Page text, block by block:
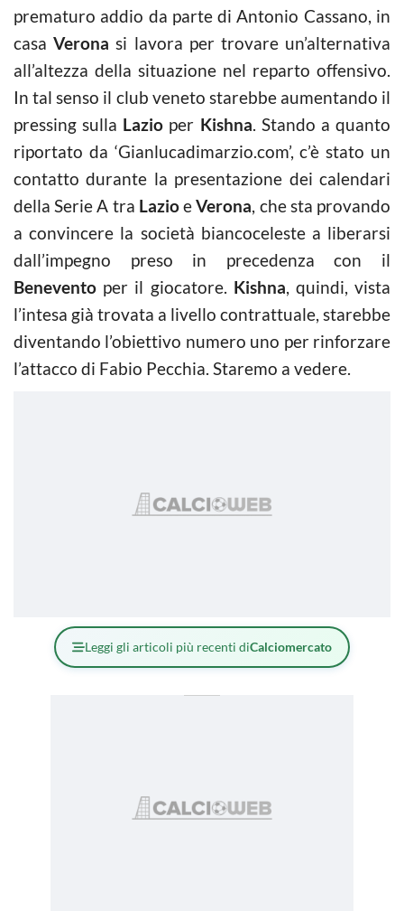
prematuro addio da parte di Antonio Cassano, in
casaVerona si lavora per trovare un’alternativa
all’altezza della situazione nel reparto offensivo.
In tal senso il club veneto starebbe aumentando il
pressing sulla Lazio per Kishna. Stando a quanto
riportato da ‘Gianlucadimarzio.com’, c’è stato un
contatto durante la presentazione dei calendari
della Serie A tra LazioeVerona, che sta provando
a convincere la società biancoceleste a liberarsi
dall’impegno preso in precedenza con il
Benevento per il giocatore. Kishna, quindi, vista
l’intesa già trovata a livello contrattuale, starebbe
diventando l’obiettivo numero uno per rinforzare
l’attacco di Fabio Pecchia. Staremo a vedere.
Leggi gli articoli più recenti diCalciomercato